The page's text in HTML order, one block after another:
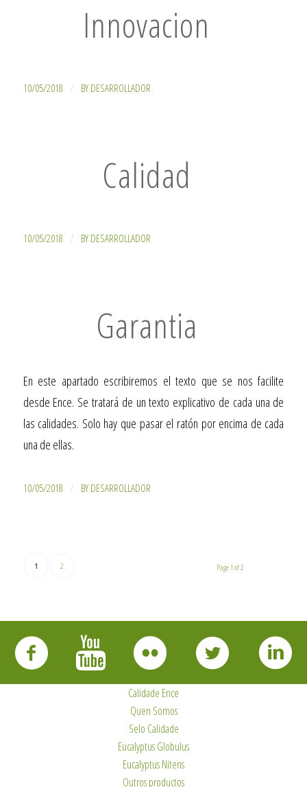
Innovacion
10/05/2018 / BY DESARROLLADOR
Calidad
10/05/2018 / BY DESARROLLADOR
Garantia
En este apartado escribiremos el texto que se nos facilite
desde Ence. Se tratará de un texto explicativo de cada una de
las calidades. Solo hay que pasar el ratón por encima de cada
una de ellas.
10/05/2018 / BY DESARROLLADOR
Page 1 of 2
1 2
Calidade Ence
Quen Somos
Selo Calidade
Eucalyptus Globulus
Eucalyptus Nitens
Outros productos